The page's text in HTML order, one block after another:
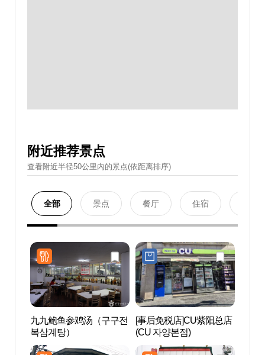
附近推荐景点
查看附近半径50公里內的景点(依距离排序)
全部 景点 餐厅 住宿
九九鲍鱼参鸡汤（구구전
복삼계탕）
[事后免税店]CU紫阳总店
(CU 자양본점)